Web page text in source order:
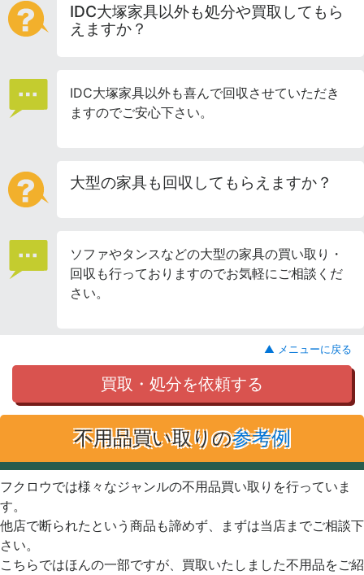
IDC大塚家具以外も処分や買取してもら
えますか？
IDC大塚家具以外も喜んで回収させていただき
ますのでご安心下さい。
大型の家具も回収してもらえますか？
ソファやタンスなどの大型の家具の買い取り・
回収も行っておりますのでお気軽にご相談くだ
さい。
▲ メニューに戻る
買取・処分を依頼する
不用品買い取りの参考例
フクロウでは様々なジャンルの不用品買い取りを行っていま
す。
他店で断られたという商品も諦めず、まずは当店までご相談下
さい。
こちらではほんの一部ですが、買取いたしました不用品をご紹